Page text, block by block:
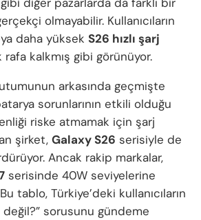
gibi diğer pazarlarda da farklı bir
olmayabilir. Kullanıcıların
daha yüksek S26 hızlı şarj
kalkmış gibi görünüyor.
arkasında geçmişte
sorunlarının etkili olduğu
riske atmamak için şarj
şirket, Galaxy S26 serisiyle de
Ancak rakip markalar,
serisinde 40W seviyelerine
tablo, Türkiye’deki kullanıcıların
değil?” sorusunu gündeme